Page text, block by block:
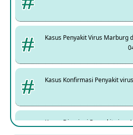
Kasus Penyakit Virus Marburg
Kasus Konfirmasi Penyakit
Kasus Dicurigai Penyakit virus